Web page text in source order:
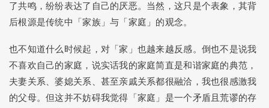
了共鸣，纷纷表达了自己的厌恶。当然，这只是个表象，其背
后根源是传统中「家族」与「家庭」的观念。
也不知道什么时候起，对「家」也越来越反感。倒也不是说我
不喜欢自己的家庭，说实话我的家庭简直是和谐家庭的典范，
夫妻关系、婆媳关系、甚至亲戚关系都很融洽，我也很感激我
的父母。但这并不妨碍我觉得「家庭」是一个矛盾且荒谬的存
yiqiu : 道老师的灯箱令人打开了谷子收纳的新思路！
Sam Wanng
Seki | 繪事後素